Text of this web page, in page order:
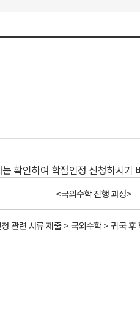
확인하여 학점인정 신청하시기
<국외수학 진행 과정>
관련 서류 제출 > 국외수학 > 귀국 후